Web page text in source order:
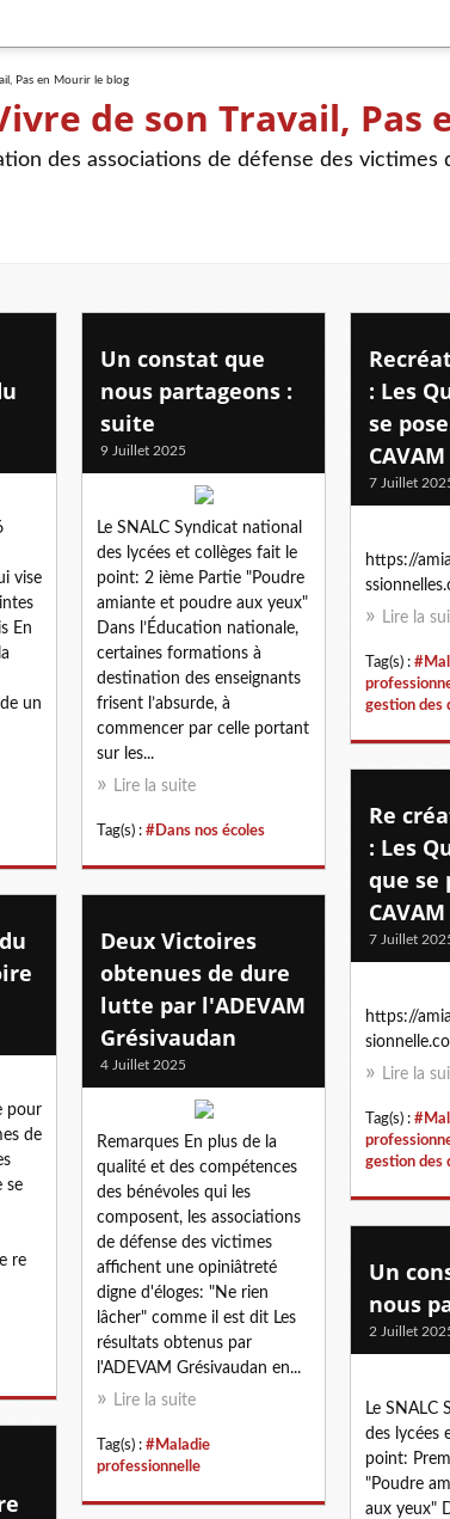
de son Travail,
des associations de défense des victimes
vise
En
un
Un constat que
nous partageons :
suite
9 Juillet 2025
Le SNALC Syndicat national
des lycées et collèges fait le
point: 2 ième Partie "Poudre
amiante et poudre aux yeux"
Dans l’Éducation nationale,
certaines formations à
destination des enseignants
frisent l’absurde, à
commencer par celle portant
sur les...
Lire la suite
Tag(s) : #Dans nos écoles
: Les
se
CAVAM
7 Juillet
https://
Lire la
Tag(s) :
gestion des
Re
: Les
que se
CAVAM
7 Juillet
https://
Lire la
Tag(s) :
gestion des
pour
de
se
re
Deux Victoires
obtenues de dure
lutte par l'ADEVAM
Grésivaudan
4 Juillet 2025
Remarques En plus de la
qualité et des compétences
des bénévoles qui les
composent, les associations
de défense des victimes
affichent une opiniâtreté
digne d'éloges: "Ne rien
lâcher" comme il est dit Les
résultats obtenus par
l'ADEVAM Grésivaudan en...
Lire la suite
Tag(s) : #Maladie
professionnelle
Un
nous
2 Juillet
Le SNALC
des lycées
point:
"Poudre
aux yeux"